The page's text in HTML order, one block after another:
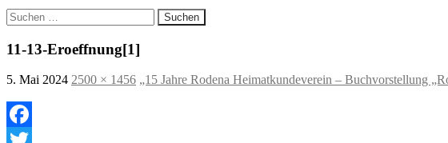
Suchen
nach:
11-13-Eroeffnung[1]
5. Mai 2024 2500 × 1456 „15 Jahre Rodena Heimatkundeverein – Buchvorstellung
Facebook